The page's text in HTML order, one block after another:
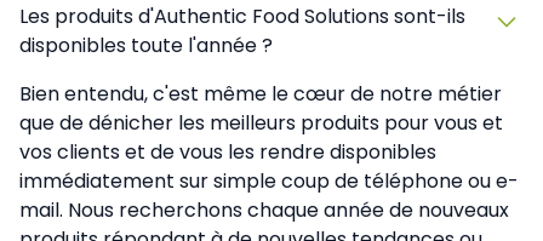
Les produits d'Authentic Food Solutions sont-ils
disponibles toute l'année ?
Bien entendu, c'est même le cœur de notre métier
que de dénicher les meilleurs produits pour vous et
vos clients et de vous les rendre disponibles
immédiatement sur simple coup de téléphone ou e-
mail. Nous recherchons chaque année de nouveaux